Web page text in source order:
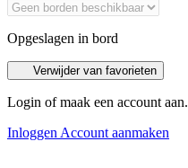
Opgeslagen in bord
Verwijder van favorieten
Login of maak een account aan.
InloggenAccount aanmaken